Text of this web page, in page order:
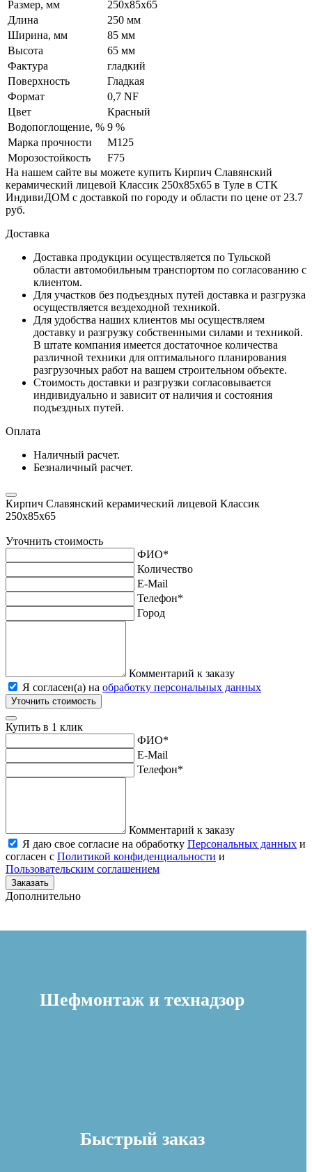
Размер, мм
250х85х65
Длина
250 мм
Ширина, мм
85 мм
Высота
65 мм
Фактура
гладкий
Поверхность
Гладкая
Формат
0,7 NF
Цвет
Красный
Водопоглощение, % 9 %
Марка прочности
М125
Морозостойкость
F75
На нашем сайте вы можете купить Кирпич Славянский
керамический лицевой Классик 250х85х65 в Туле в СТК
ИндивиДОМ с доставкой по городу и области по цене от 23.7
руб.
Доставка
Доставка продукции осуществляется по Тульской
области автомобильным транспортом по согласованию с
клиентом.
Для участков без подъездных путей доставка и разгрузка
осуществляется вездеходной техникой.
Для удобства наших клиентов мы осуществляем
доставку и разгрузку собственными силами и техникой.
В штате компания имеется достаточное количества
различной техники для оптимального планирования
разгрузочных работ на вашем строительном объекте.
Стоимость доставки и разгрузки согласовывается
индивидуально и зависит от наличия и состояния
подъездных путей.
Оплата
Наличный расчет.
Безналичный расчет.
Кирпич Славянский керамический лицевой Классик
250х85х65
Уточнить стоимость
ФИО*
Количество
E-Mail
Телефон*
Город
Комментарий к заказу
Я согласен(а) на обработку персональных данных
Уточнить стоимость
Купить в 1 клик
ФИО*
E-Mail
Телефон*
Комментарий к заказу
Я даю свое согласие на обработку Персональных данных и
согласен с Политикой конфиденциальности и
Пользовательским соглашением
Заказать
Дополнительно
Шефмонтаж и технадзор
Быстрый заказ